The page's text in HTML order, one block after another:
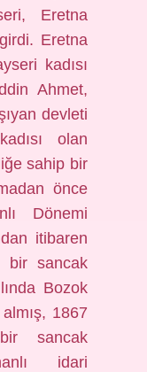
Eretna
Eretna
kadısı
Ahmet,
devleti
olan
sahip bir
önce
Dönemi
itibaren
bir sancak
Bozok
1867
sancak
idari